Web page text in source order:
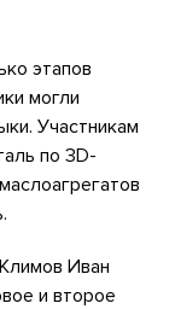
этапов
могли
Участникам
по 3D-
Иван
и второе